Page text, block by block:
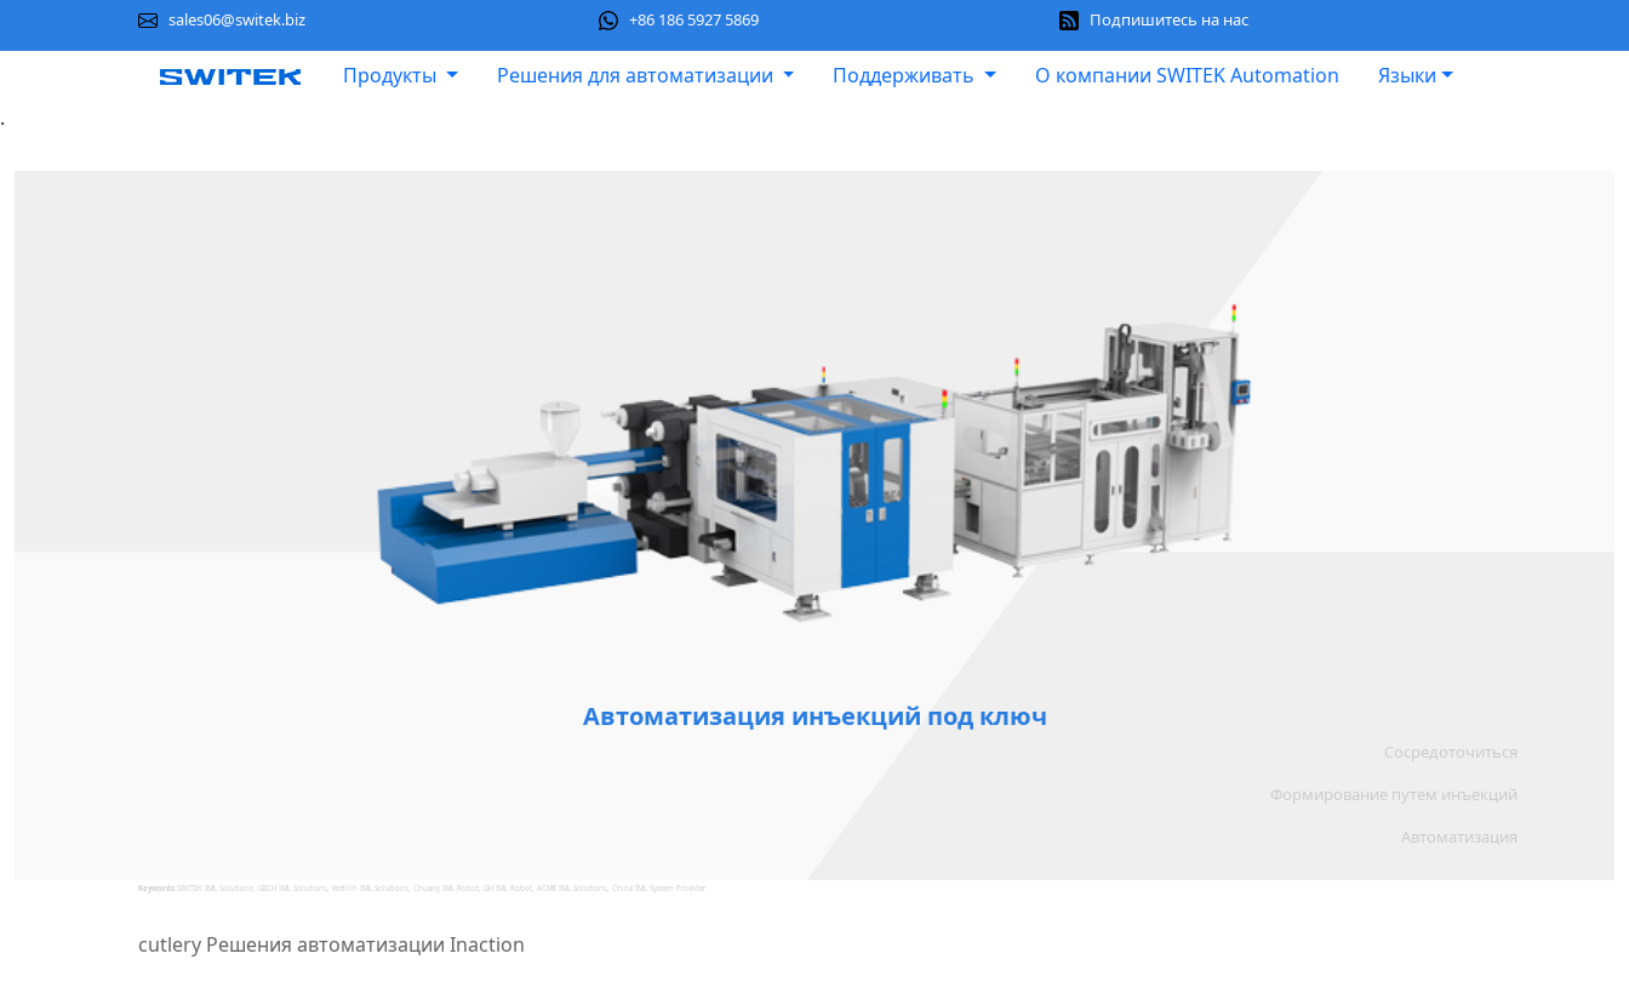
sales06@switek.biz +86 186 5927 5869 Подпишитесь на нас
Продукты Решения для автоматизации Поддерживать О компании SWITEK Automation
Языки
.
Автоматизация инъекций под ключ
Сосредоточиться
Формирование путем инъекций
Автоматизация
Keywords: SWITEK IML Solutions, GECH IML Solutions, Welllih IML Solutions, Chuany IML Robot, GH IML Robot, ACME IML Solutions, China IML System Provider
cutlery Решения автоматизации Inaction